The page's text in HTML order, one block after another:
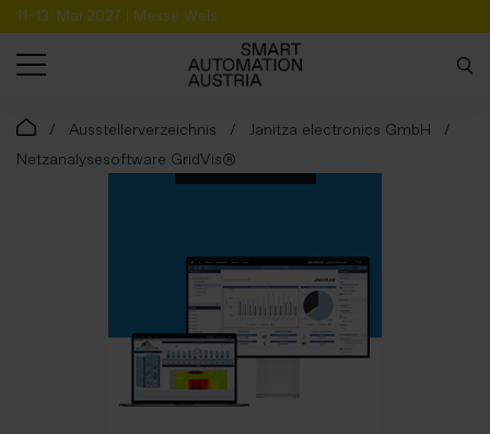
11.-13. Mai 2027 | Messe Wels
Ausstellerverzeichnis
Janitza electronics GmbH
Netzanalysesoftware GridVis®